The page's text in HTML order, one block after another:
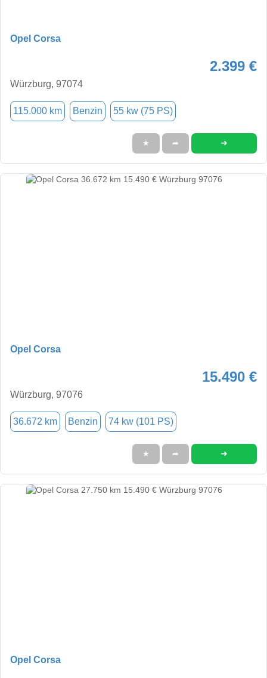
Opel Corsa
2.399 €
Würzburg, 97074
115.000 km Benzin 55 kw (75 PS)
★ ➦ ➜
Opel Corsa
15.490 €
Würzburg, 97076
36.672 km Benzin 74 kw (101 PS)
★ ➦ ➜
Opel Corsa